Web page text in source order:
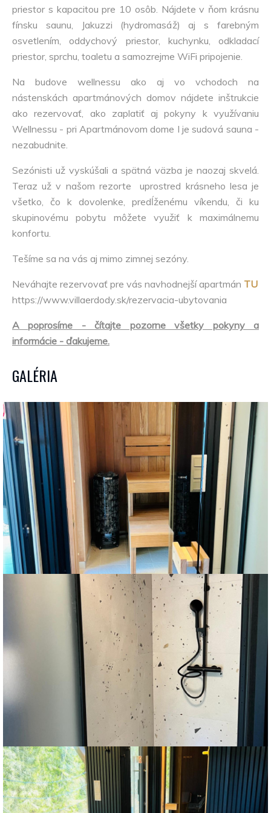
priestor s kapacitou pre 10 osôb. Nájdete v ňom krásnu
fínsku saunu, Jakuzzi (hydromasáž) aj s farebným
osvetlením, oddychový priestor, kuchynku, odkladací
priestor, sprchu, toaletu a samozrejme WiFi pripojenie.
Na budove wellnessu ako aj vo vchodoch na
nástenskách apartmánových domov nájdete inštrukcie
ako rezervovať, ako zaplatiť aj pokyny k využívaniu
Wellnessu - pri Apartmánovom dome I je sudová sauna -
nezabudnite.
Sezónisti už vyskúšali a spätná väzba je naozaj skvelá.
Teraz už v našom rezorte uprostred krásneho lesa je
všetko, čo k dovolenke, predĺženému víkendu, či ku
skupinovému pobytu môžete využiť k maximálnemu
konfortu.
Tešíme sa na vás aj mimo zimnej sezóny.
Neváhajte rezervovať pre vás navhodnejší apartmán TU
https://www.villaerdody.sk/rezervacia-ubytovania
A poprosíme - čítajte pozorne všetky pokyny a
informácie - ďakujeme.
GALÉRIA